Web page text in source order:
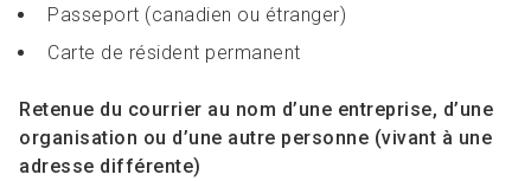
Passeport (canadien ou étranger)
Carte de résident permanent
Retenue du courrier au nom d’une entreprise, d’une
organisation ou d’une autre personne (vivant à une
adresse différente)